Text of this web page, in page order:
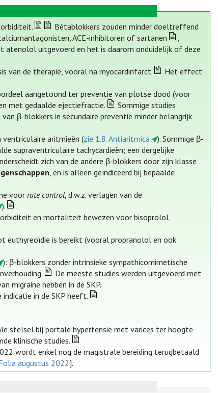
Bètablokkers zouden minder doeltreffend
ACE-inhibitoren of sartanen
,
uitgevoerd en het is daarom onduidelijk of deze
van de therapie, vooral na myocardinfarct.
Het effect
aangetoond ter preventie van plotse dood (voor
met gedaalde ejectiefractie.
Sommige studies
β-blokkers in secundaire preventie minder belangrijk
ventriculaire aritmieën (zie 1.8. Antiaritmica
). Sommige β-
supraventriculaire tachycardieën; een dergelijke
zich van de andere β-blokkers door zijn klasse
, en is alleen geïndiceerd bij bepaalde
voorrate control, d.w.z. verlagen van de
).
en mortaliteit bewezen voor bisoprolol,
euthyreoïdie is bereikt (vooral propranolol en ook
): β-blokkers zonder intrinsieke sympathicomimetische
De meeste studies werden uitgevoerd met
migraine hebben in de SKP.
in de SKP heeft.
stelsel bij portale hypertensie met varices ter hoogte
klinische studies.
wordt enkel nog de magistrale bereiding terugbetaald
augustus 2022].